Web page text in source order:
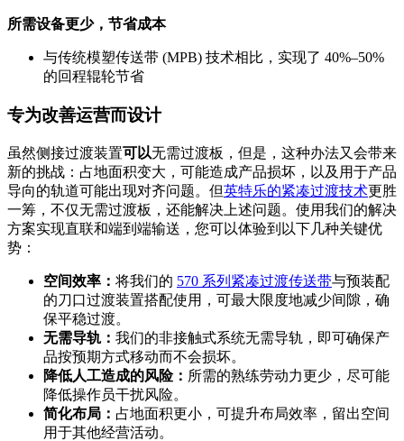
所需设备更少，节省成本
与传统模塑传送带 (MPB) 技术相比，实现了 40%–50%
的回程辊轮节省
专为改善运营而设计
虽然侧接过渡装置可以无需过渡板，但是，这种办法又会带来
新的挑战：占地面积变大，可能造成产品损坏，以及用于产品
导向的轨道可能出现对齐问题。但英特乐的紧凑过渡技术更胜
一筹，不仅无需过渡板，还能解决上述问题。使用我们的解决
方案实现直联和端到端输送，您可以体验到以下几种关键优
势：
空间效率： 将我们的 570 系列紧凑过渡传送带与预装配
的刀口过渡装置搭配使用，可最大限度地减少间隙，确
保平稳过渡。
无需导轨： 我们的非接触式系统无需导轨，即可确保产
品按预期方式移动而不会损坏。
降低人工造成的风险： 所需的熟练劳动力更少，尽可能
降低操作员干扰风险。
简化布局： 占地面积更小，可提升布局效率，留出空间
用于其他经营活动。